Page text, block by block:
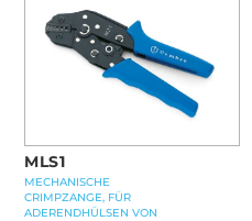
MLS1
MECHANISCHE
CRIMPZANGE, FÜR
ADERENDHÜLSEN VON